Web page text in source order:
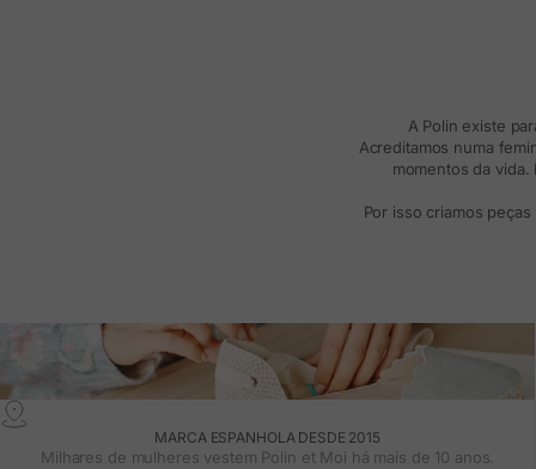
A Polin existe
Acreditamos numa
momentos da
Por isso criamos
MARCA ESPANHOLA DESDE 2015
Milhares de mulheres vestem Polin et Moi há mais de 10 anos.